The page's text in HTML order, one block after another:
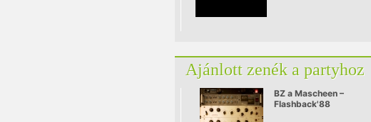
Ajánlott zenék a partyhoz
BZ a Mascheen –
Flashback'88